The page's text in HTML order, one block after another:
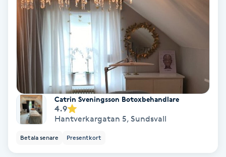
Tatuering
Tatueringsborttagning
Terapi
Thaimassage
Toning
Torr hårbotten
Catrin Sveningsson Botoxbehandlare
4.9
Hantverkargatan 5, Sundsvall
Betala senare Presentkort